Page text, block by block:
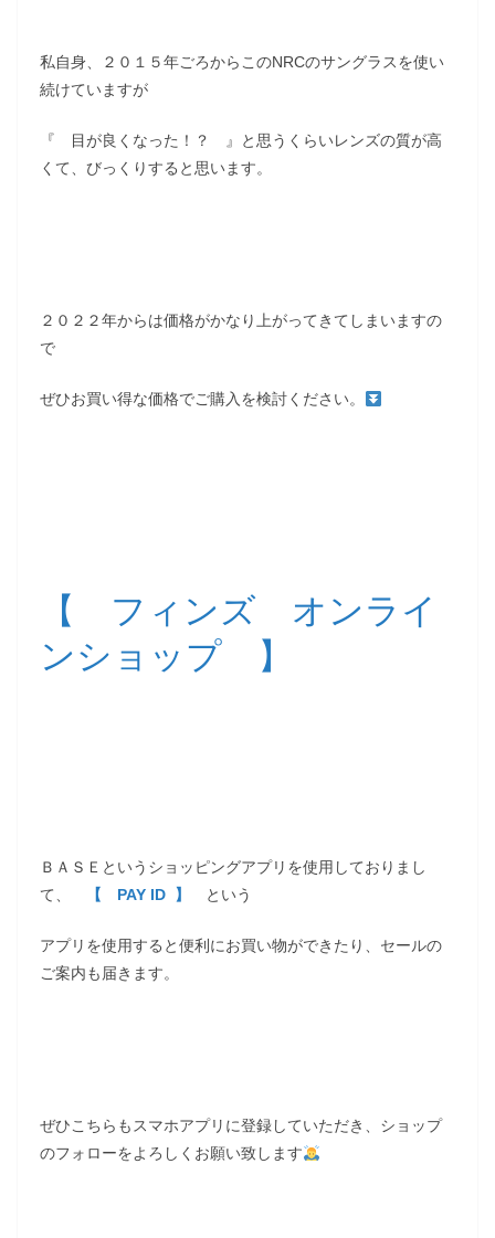
私自身、２０１５年ごろからこのNRCのサングラスを使い
続けていますが
『 目が良くなった！？ 』と思うくらいレンズの質が高
くて、びっくりすると思います。
２０２２年からは価格がかなり上がってきてしまいますの
で
ぜひお買い得な価格でご購入を検討ください。
【 フィンズ オンライ
ンショップ 】
ＢＡＳＥというショッピングアプリを使用しておりまし
て、
【 PAY ID 】 という
アプリを使用すると便利にお買い物ができたり、セールの
ご案内も届きます。
ぜひこちらもスマホアプリに登録していただき、ショップ
のフォローをよろしくお願い致します